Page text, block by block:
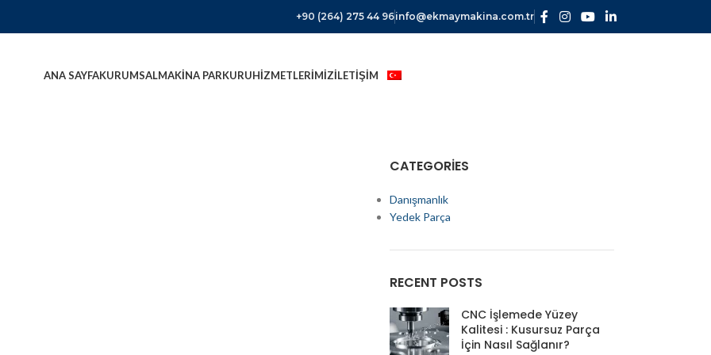
+90 (264) 275 44 96info@ekmaymakina.com.tr
ANA SAYFAKURUMSALMAKINA PARKURUHIZMETLERIMIZİLETIŞIM
CATEGORIES
Danışmanlık
Yedek Parça
RECENT POSTS
CNC İşlemede Yüzey
Kalitesi : Kusursuz Parça
İçin Nasıl Sağlanır?